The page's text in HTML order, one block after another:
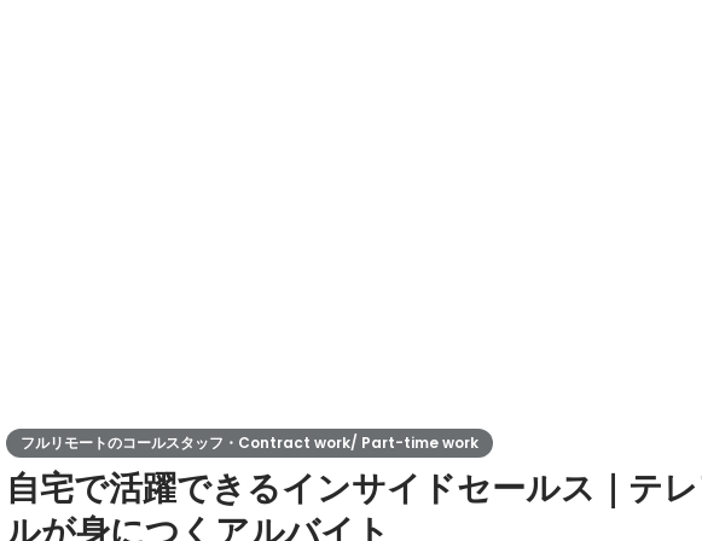
フルリモートのコールスタッフ・Contract work/ Part-time work
自宅で活躍できるインサイドセールス｜テ
ルが身につくアルバイト